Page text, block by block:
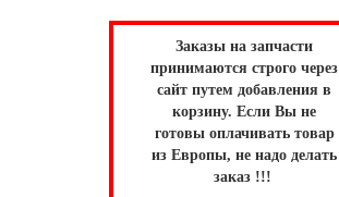
Заказы на запчасти
принимаются строго через
сайт путем добавления в
корзину. Если Вы не
готовы оплачивать товар
из Европы, не надо делать
заказ !!!